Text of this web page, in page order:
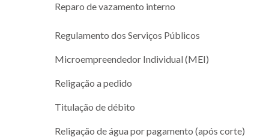
Reparo de vazamento interno
Regulamento dos Serviços Públicos
Microempreendedor Individual (MEI)
Religação a pedido
Titulação de débito
Religação de água por pagamento (após corte)